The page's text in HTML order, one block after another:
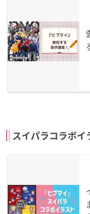
スイパラコラボイ